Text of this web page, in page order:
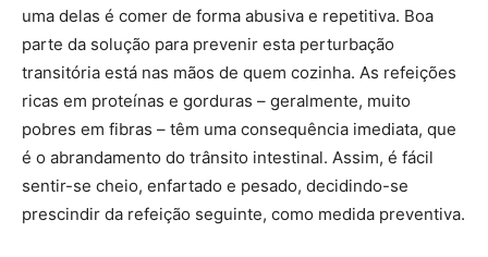
uma delas é comer de forma abusiva e repetitiva. Boa
parte da solução para prevenir esta perturbação
transitória está nas mãos de quem cozinha. As refeições
ricas em proteínas e gorduras – geralmente, muito
pobres em fibras – têm uma consequência imediata, que
é o abrandamento do trânsito intestinal. Assim, é fácil
sentir-se cheio, enfartado e pesado, decidindo-se
prescindir da refeição seguinte, como medida preventiva.